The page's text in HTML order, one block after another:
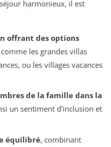
harmonieux, il est
offrant des options
les grandes villas
ou les villages vacances
de la famille dans la
un sentiment d’inclusion et
équilibré, combinant